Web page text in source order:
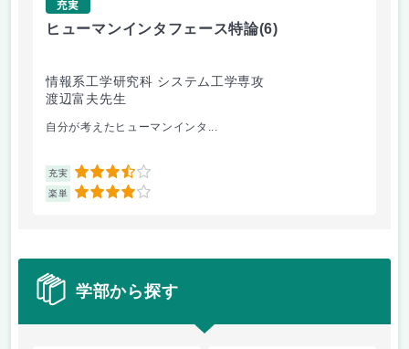
充実
ヒューマンインタフェース特論(6)
情報系工学研究科 システム工学専攻
渡辺富夫先生
自分が考えたヒューマンインタ...
充実 3.5
楽単 4
学部から探す